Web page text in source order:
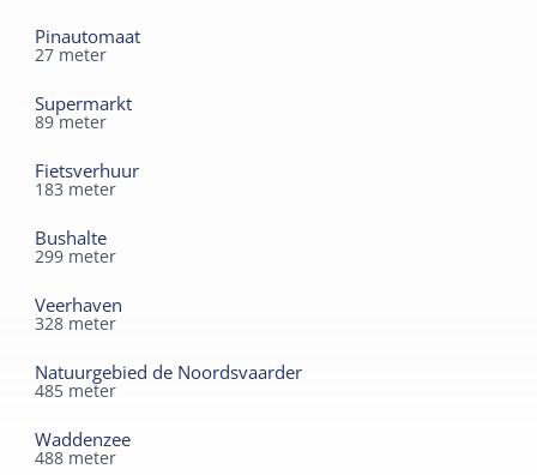
Pinautomaat
27 meter
Supermarkt
89 meter
Fietsverhuur
183 meter
Bushalte
299 meter
Veerhaven
328 meter
Natuurgebied de Noordsvaarder
485 meter
Waddenzee
488 meter